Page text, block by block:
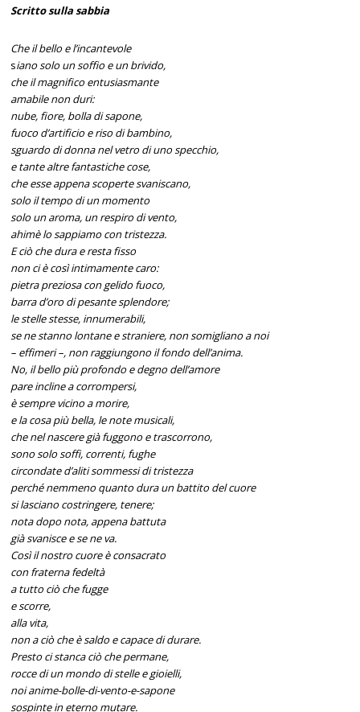
Scritto sulla sabbia
Che il bello e l’incantevole
siano solo un soffio e un brivido,
che il magnifico entusiasmante
amabile non duri:
nube, fiore, bolla di sapone,
fuoco d’artificio e riso di bambino,
sguardo di donna nel vetro di uno specchio,
e tante altre fantastiche cose,
che esse appena scoperte svaniscano,
solo il tempo di un momento
solo un aroma, un respiro di vento,
ahimè lo sappiamo con tristezza.
E ciò che dura e resta fisso
non ci è così intimamente caro:
pietra preziosa con gelido fuoco,
barra d’oro di pesante splendore;
le stelle stesse, innumerabili,
se ne stanno lontane e straniere, non somigliano a noi
– effimeri –, non raggiungono il fondo dell’anima.
No, il bello più profondo e degno dell’amore
pare incline a corrompersi,
è sempre vicino a morire,
e la cosa più bella, le note musicali,
che nel nascere già fuggono e trascorrono,
sono solo soffi, correnti, fughe
circondate d’aliti sommessi di tristezza
perché nemmeno quanto dura un battito del cuore
si lasciano costringere, tenere;
nota dopo nota, appena battuta
già svanisce e se ne va.
Così il nostro cuore è consacrato
con fraterna fedeltà
a tutto ciò che fugge
e scorre,
alla vita,
non a ciò che è saldo e capace di durare.
Presto ci stanca ciò che permane,
rocce di un mondo di stelle e gioielli,
noi anime-bolle-di-vento-e-sapone
sospinte in eterno mutare.